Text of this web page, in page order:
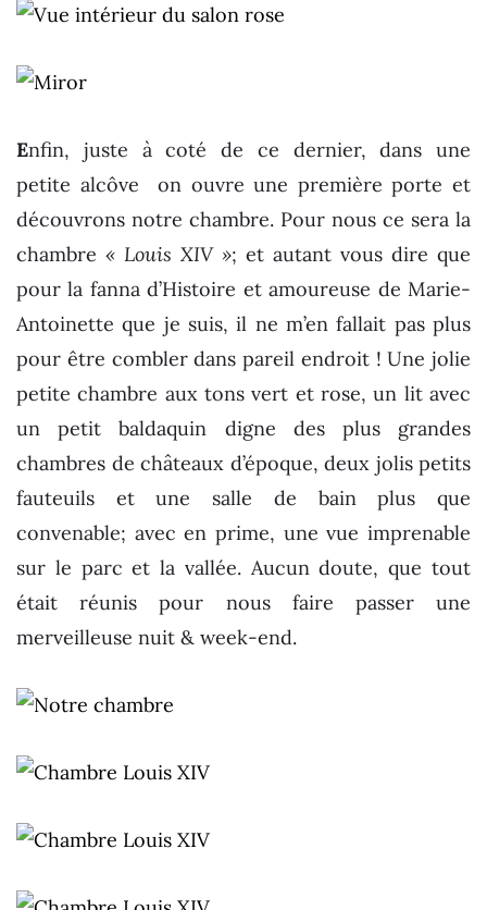
Enfin, juste à coté de ce dernier, dans une
petite alcôve on ouvre une première porte et
découvrons notre chambre. Pour nous ce sera la
chambre « Louis XIV »; et autant vous dire que
pour la fanna d’Histoire et amoureuse de Marie-
Antoinette que je suis, il ne m’en fallait pas plus
pour être combler dans pareil endroit ! Une jolie
petite chambre aux tons vert et rose, un lit avec
un petit baldaquin digne des plus grandes
chambres de châteaux d’époque, deux jolis petits
fauteuils et une salle de bain plus que
convenable; avec en prime, une vue imprenable
sur le parc et la vallée. Aucun doute, que tout
était réunis pour nous faire passer une
merveilleuse nuit & week-end.